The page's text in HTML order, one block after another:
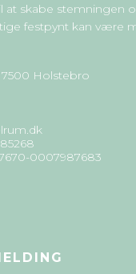
at skabe stemningen
festpynt kan være
7500 Holstebro
0007987683